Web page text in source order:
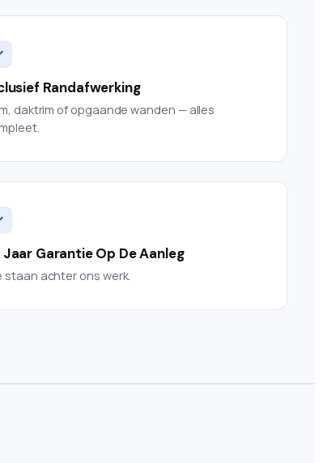
Randafwerking
daktrim of opgaande wanden — alles
Jaar Garantie Op De Aanleg
staan achter ons werk.